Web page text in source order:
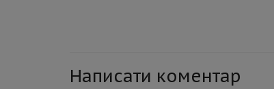
Написати коментар